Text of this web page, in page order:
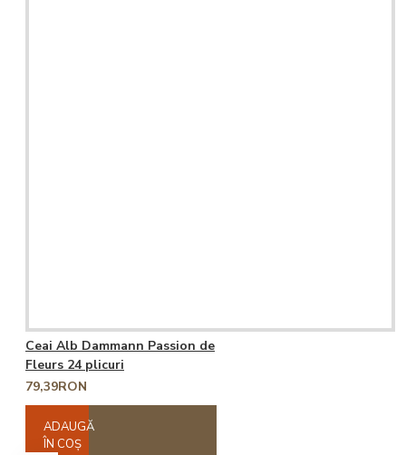
Ceai Alb Dammann Passion de
Fleurs 24 plicuri
79,39RON
ADAUGĂ
ÎN COŞ